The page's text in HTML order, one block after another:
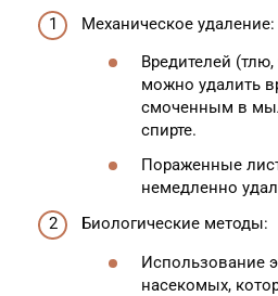
Механическое удаление:
Вредителей
можно удалить
смоченным в
спирте.
Пораженные
немедленно
Биологические методы:
Использование
насекомых,